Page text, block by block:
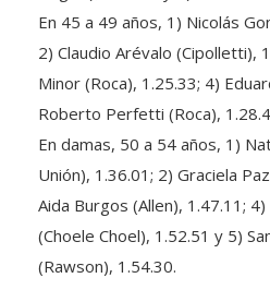
2) Claudio Arévalo (Cipolletti),
Minor (Roca), 1.25.33; 4)
Roberto Perfetti (Roca),
En damas, 50 a 54 años, 1)
Unión), 1.36.01; 2) Graciela
Aida Burgos (Allen), 1.47.11;
(Choele Choel), 1.52.51 y 5)
(Rawson), 1.54.30.
En caballeros, 50 a 54 años, 1)